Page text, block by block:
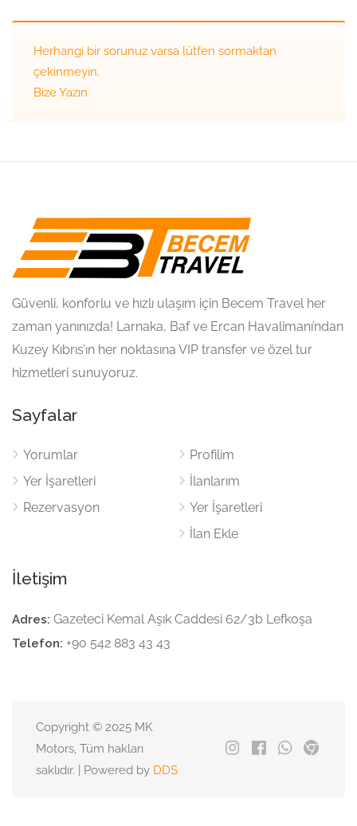
Herhangi bir sorunuz varsa lütfen sormaktan
çekinmeyin.
Bize Yazın
Güvenli, konforlu ve hızlı ulaşım için Becem Travel her
zaman yanınızda! Larnaka, Baf ve Ercan Havalimanı’ndan
Kuzey Kıbrıs’ın her noktasına VIP transfer ve özel tur
hizmetleri sunuyoruz.
Sayfalar
Yorumlar
Yer İşaretleri
Rezervasyon
Profilim
İlanlarım
Yer İşaretleri
İlan Ekle
İletişim
Adres: Gazeteci Kemal Aşık Caddesi 62/3b Lefkoşa
Telefon: +90 542 883 43 43
Copyright © 2025 MK
Motors, Tüm hakları
saklıdır. | Powered by DDS